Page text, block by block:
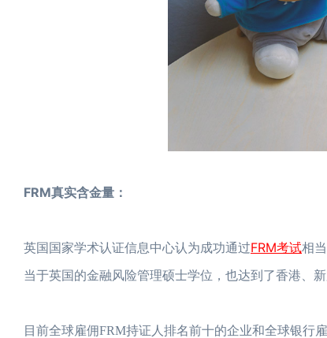
FRM真实含金量：
英国国家学术认证信息中心认为成功通过FRM考试相
当于英国的金融风险管理硕士学位，也达到了香港、
目前全球雇佣FRM持证人排名前十的企业和全球银行